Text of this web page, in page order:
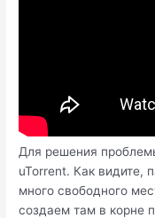
Для решения
uTorrent. Как видите,
много свободного
создаем там в корне